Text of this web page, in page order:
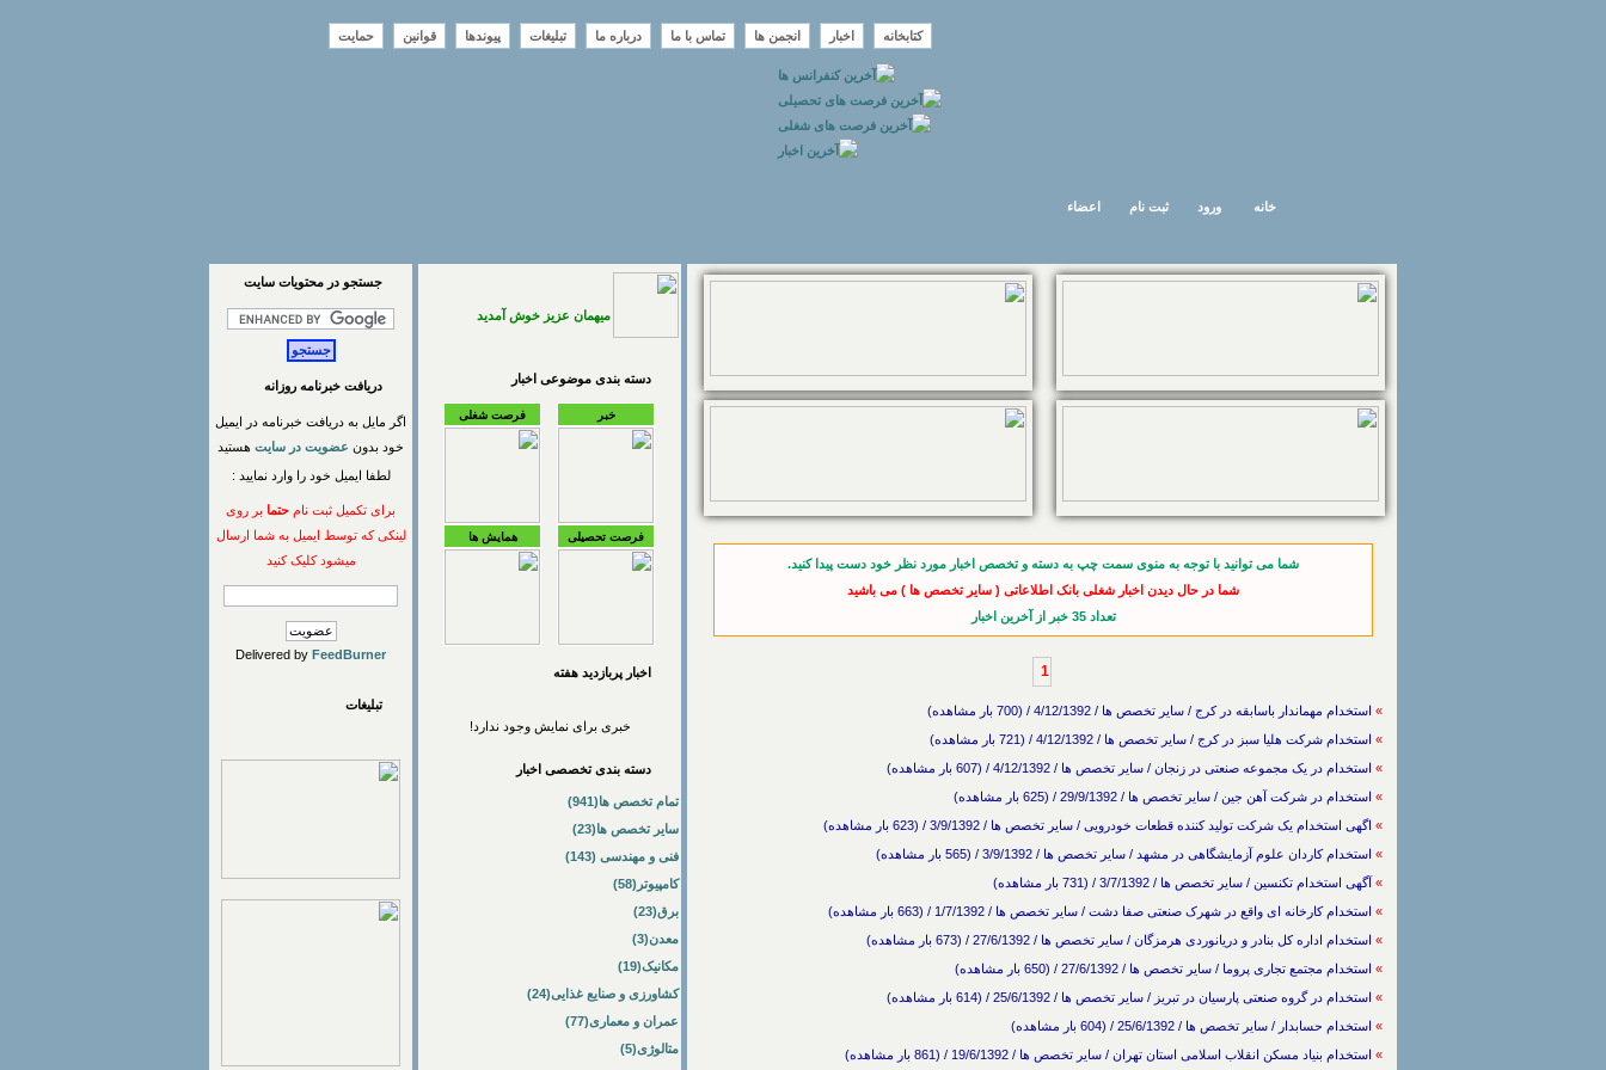
کتابخانه اخبار انجمن ها تماس با ما درباره ما تبلیغات پیوندها قوانین حمایت
اعضاء ثبت نام ورود خانه
شما می توانید با توجه به منوی سمت چپ به دسته و تخصص اخبار مورد نظر خود دست پیدا کنید.
شما در حال دیدن اخبار شغلی بانک اطلاعاتی ( سایر تخصص ها ) می باشید
تعداد 35 خبر از آخرین اخبار
1
» استخدام مهماندار باسابقه در کرج / سایر تخصص ها / 4/12/1392 / (700 بار مشاهده)
» استخدام شرکت هلیا سبز در کرج / سایر تخصص ها / 4/12/1392 / (721 بار مشاهده)
» استخدام در یک مجموعه صنعتی در زنجان / سایر تخصص ها / 4/12/1392 / (607 بار مشاهده)
» استخدام در شرکت آهن جین / سایر تخصص ها / 29/9/1392 / (625 بار مشاهده)
» اگهی استخدام یک شرکت تولید کننده قطعات خودرویی / سایر تخصص ها / 3/9/1392 / (623 بار مشاهده)
» استخدام کاردان علوم آزمایشگاهی در مشهد / سایر تخصص ها / 3/9/1392 / (565 بار مشاهده)
» آگهی استخدام تکنسین / سایر تخصص ها / 3/7/1392 / (731 بار مشاهده)
» استخدام کارخانه ای واقع در شهرک صنعتی صفا دشت / سایر تخصص ها / 1/7/1392 / (663 بار مشاهده)
» استخدام اداره کل بنادر و دریانوردی هرمزگان / سایر تخصص ها / 27/6/1392 / (673 بار مشاهده)
» استخدام مجتمع تجاری پروما / سایر تخصص ها / 27/6/1392 / (650 بار مشاهده)
» استخدام در گروه صنعتی پارسیان در تبریز / سایر تخصص ها / 25/6/1392 / (614 بار مشاهده)
» استخدام حسابدار / سایر تخصص ها / 25/6/1392 / (604 بار مشاهده)
» استخدام بنیاد مسکن انقلاب اسلامی استان تهران / سایر تخصص ها / 19/6/1392 / (861 بار مشاهده)
میهمان عزیز خوش آمدید
دسته بندی موضوعی اخبار
خبر فرصت شغلی
فرصت تحصیلی همایش ها
اخبار پربازديد هفته
خبری برای نمایش وجود ندارد!
دسته بندی تخصصی اخبار
تمام تخصص ها(941)
سایر تخصص ها(23)
فنی و مهندسی (143)
کامپیوتر(58)
برق(23)
معدن(3)
مکانیک(19)
کشاورزی و صنایع غذایی(24)
عمران و معماری(77)
متالوژی(5)
جستجو در محتويات سايت
دریافت خبرنامه روزانه
اگر مایل به دریافت خبرنامه در ایمیل
خود بدون عضویت در سایت هستید
لطفا ایمیل خود را وارد نمایید :
برای تکمیل ثبت نام حتما بر روی
لینکی که توسط ایمیل به شما ارسال
میشود کلیک کنید
Delivered by FeedBurner
تبلیغات